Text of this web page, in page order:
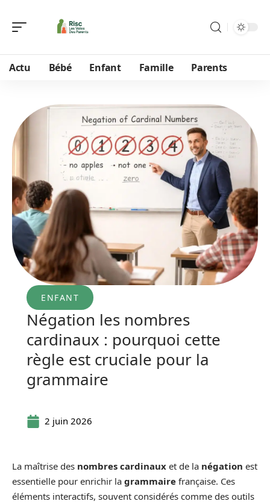
Actu Bébé Enfant Famille Parents
ENFANT
Négation les nombres
cardinaux : pourquoi cette
règle est cruciale pour la
grammaire
2 juin 2026
La maîtrise des nombres cardinaux et de la négation est
essentielle pour enrichir la grammaire française. Ces
éléments interactifs, souvent considérés comme des outils